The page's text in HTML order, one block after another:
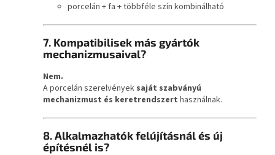
porcelán + fa + többféle szín kombinálható
7. Kompatibilisek más gyártók
mechanizmusaival?
Nem.
A porcelán szerelvények saját szabványú
mechanizmust és keretrendszert használnak.
8. Alkalmazhatók felújításnál és új
építésnél is?